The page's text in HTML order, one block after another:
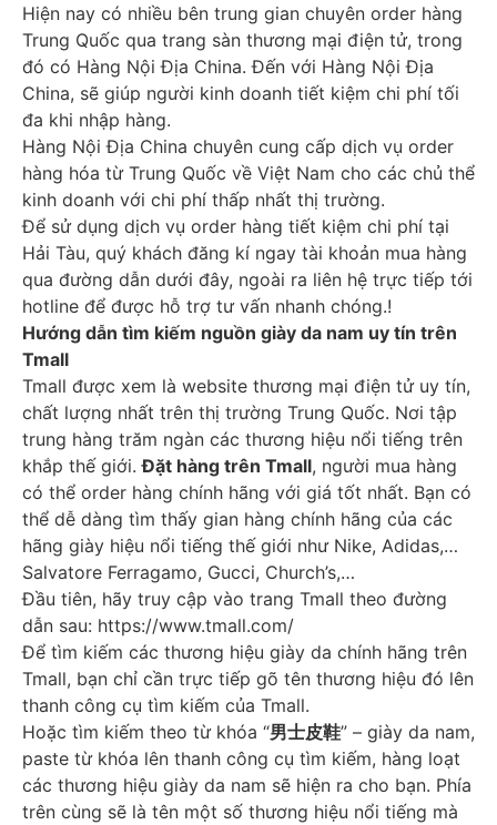
Hiện nay có nhiều bên trung gian chuyên order hàng
Trung Quốc qua trang sàn thương mại điện tử, trong
đó có Hàng Nội Địa China. Đến với Hàng Nội Địa
China, sẽ giúp người kinh doanh tiết kiệm chi phí tối
đa khi nhập hàng.
Hàng Nội Địa China chuyên cung cấp dịch vụ order
hàng hóa từ Trung Quốc về Việt Nam cho các chủ thể
kinh doanh với chi phí thấp nhất thị trường.
Để sử dụng dịch vụ order hàng tiết kiệm chi phí tại
Hải Tàu, quý khách đăng kí ngay tài khoản mua hàng
qua đường dẫn dưới đây, ngoài ra liên hệ trực tiếp tới
hotline để được hỗ trợ tư vấn nhanh chóng.!
Hướng dẫn tìm kiếm nguồn giày da nam uy tín trên
Tmall
Tmall được xem là website thương mại điện tử uy tín,
chất lượng nhất trên thị trường Trung Quốc. Nơi tập
trung hàng trăm ngàn các thương hiệu nổi tiếng trên
khắp thế giới.Đặt hàng trên Tmall, người mua hàng
có thể order hàng chính hãng với giá tốt nhất. Bạn có
thể dễ dàng tìm thấy gian hàng chính hãng của các
hãng giày hiệu nổi tiếng thế giới như Nike, Adidas,…
Salvatore Ferragamo, Gucci, Church’s,…
Đầu tiên, hãy truy cập vào trang Tmall theo đường
dẫn sau: https://www.tmall.com/
Để tìm kiếm các thương hiệu giày da chính hãng trên
Tmall, bạn chỉ cần trực tiếp gõ tên thương hiệu đó lên
thanh công cụ tìm kiếm của Tmall.
Hoặc tìm kiếm theo từ khóa “男士皮鞋” – giày da nam,
paste từ khóa lên thanh công cụ tìm kiếm, hàng loạt
các thương hiệu giày da nam sẽ hiện ra cho bạn. Phía
trên cùng sẽ là tên một số thương hiệu nổi tiếng mà